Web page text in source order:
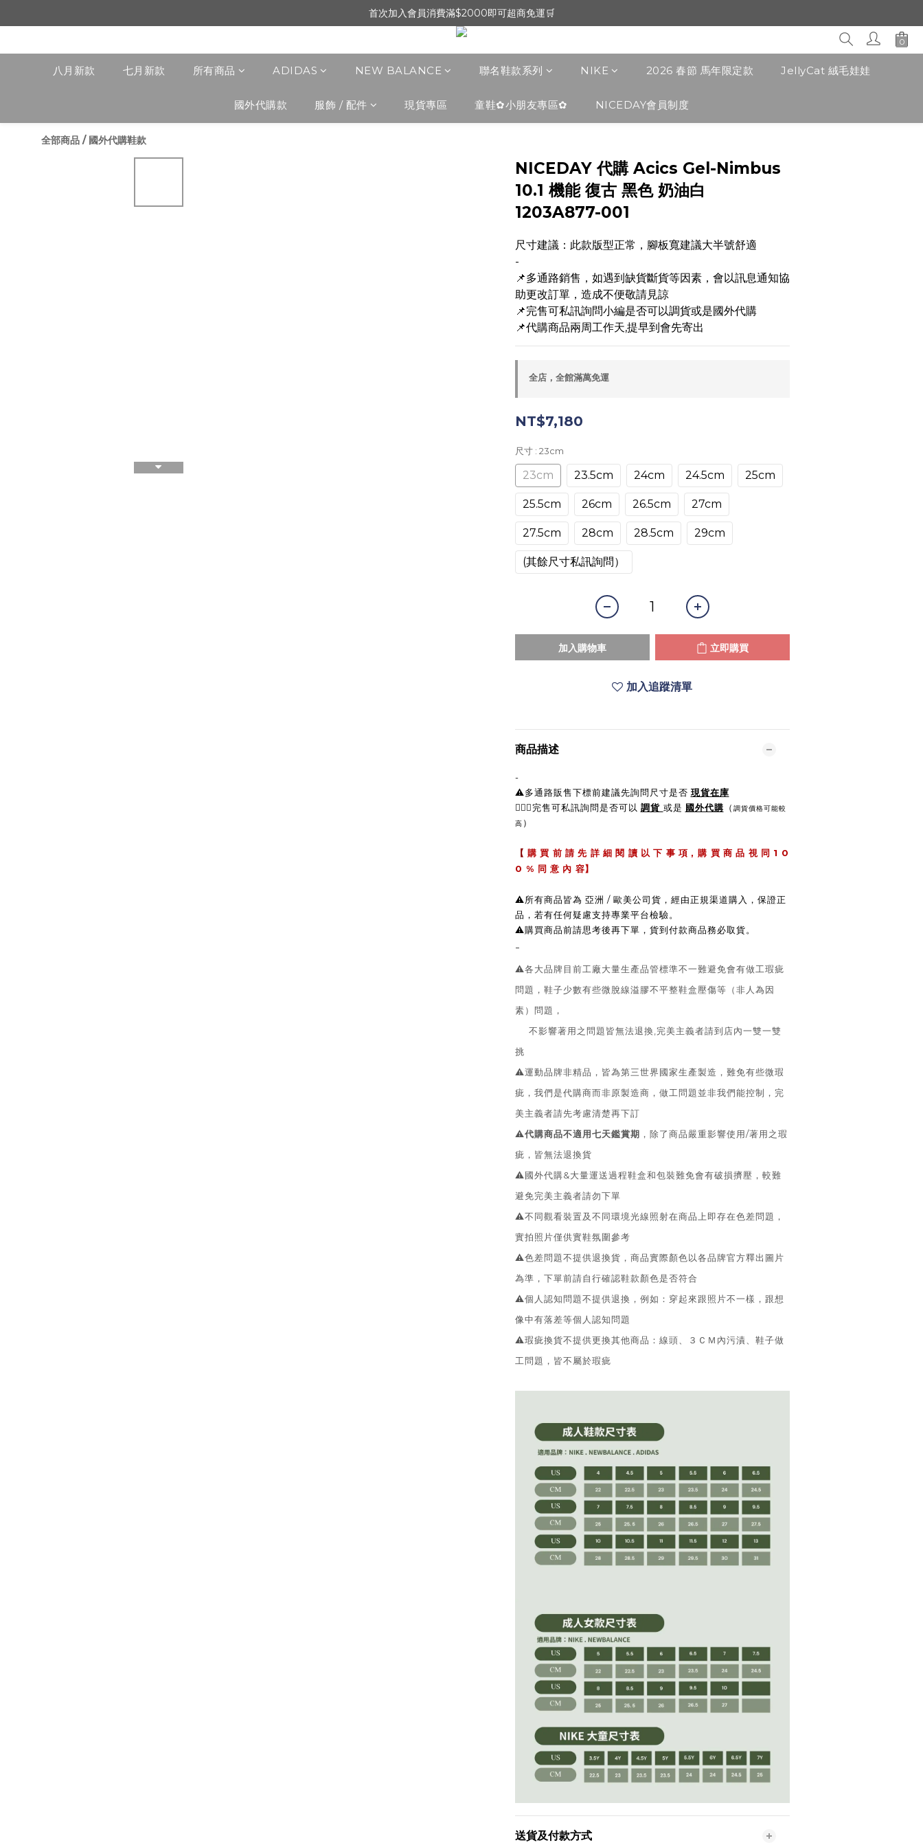
首次加入會員消費滿$2000即可超商免運🛒
八月新款 七月新款 所有商品 ADIDAS NEW BALANCE 聯名鞋款系列 NIKE 2026 春節 馬年限定款 JellyCat 絨毛娃娃
國外代購款 服飾 / 配件 現貨專區 童鞋✿小朋友專區✿ NICEDAY會員制度
全部商品 / 國外代購鞋款
NICEDAY 代購 Acics Gel-Nimbus
10.1 機能 復古 黑色 奶油白
1203A877-001
尺寸建議：此款版型正常，腳板寬建議大半號舒適
-
📌多通路銷售，如遇到缺貨斷貨等因素，會以訊息通知協
助更改訂單，造成不便敬請見諒
📌完售可私訊詢問小編是否可以調貨或是國外代購
📌代購商品兩周工作天,提早到會先寄出
全店，全館滿萬免運
NT$7,180
尺寸 : 23cm
23cm 23.5cm 24cm 24.5cm 25cm
25.5cm 26cm 26.5cm 27cm
27.5cm 28cm 28.5cm 29cm
(其餘尺寸私訊詢問）
加入購物車 立即購買
加入追蹤清單
商品描述
-
⚠️多通路販售下標前建議先詢問尺寸是否 現貨在庫
🙋🏼‍♀完售可私訊詢問是否可以 調貨 或是 國外代購 （ 調貨價格可能較
高 ）
【 購 買 前 請 先 詳 細 閱 讀 以 下 事 項 ,購 買 商 品 視 同 1 0
0 % 同 意 內 容】
⚠️所有商品皆為 亞洲 / 歐美公司貨，經由正規渠道購入，保證正
品，若有任何疑慮支持專業平台檢驗。
⚠️購買商品前請思考後再下單，貨到付款商品務必取貨。
-
⚠️各大品牌目前工廠大量生產品管標準不一難避免會有做工瑕疵
問題，鞋子少數有些微脫線溢膠不平整鞋盒壓傷等（非人為因
素）問題，
不影響著用之問題皆無法退換,完美主義者請到店內一雙一雙
挑
⚠️運動品牌非精品，皆為第三世界國家生產製造，難免有些微瑕
疵，我們是代購商而非原製造商，做工問題並非我們能控制，完
美主義者請先考慮清楚再下訂
⚠️代購商品不適用七天鑑賞期 ，除了商品嚴重影響使用/著用之瑕
疵，皆無法退換貨
⚠️國外代購&大量運送過程鞋盒和包裝難免會有破損擠壓，較難
避免完美主義者請勿下單
⚠️不同觀看裝置及不同環境光線照射在商品上即存在色差問題，
實拍照片僅供實鞋氛圍參考
⚠️色差問題不提供退換貨，商品實際顏色以各品牌官方釋出圖片
為準，下單前請自行確認鞋款顏色是否符合
⚠️個人認知問題不提供退換，例如：穿起來跟照片不一樣，跟想
像中有落差等個人認知問題
⚠️瑕疵換貨不提供更換其他商品：線頭、３ＣＭ內污漬、鞋子做
工問題，皆不屬於瑕疵
送貨及付款方式